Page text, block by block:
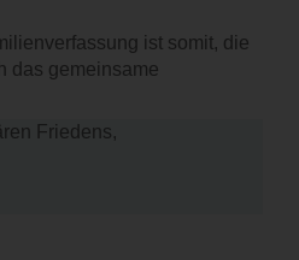
ist somit, die
das gemeinsame
Friedens,